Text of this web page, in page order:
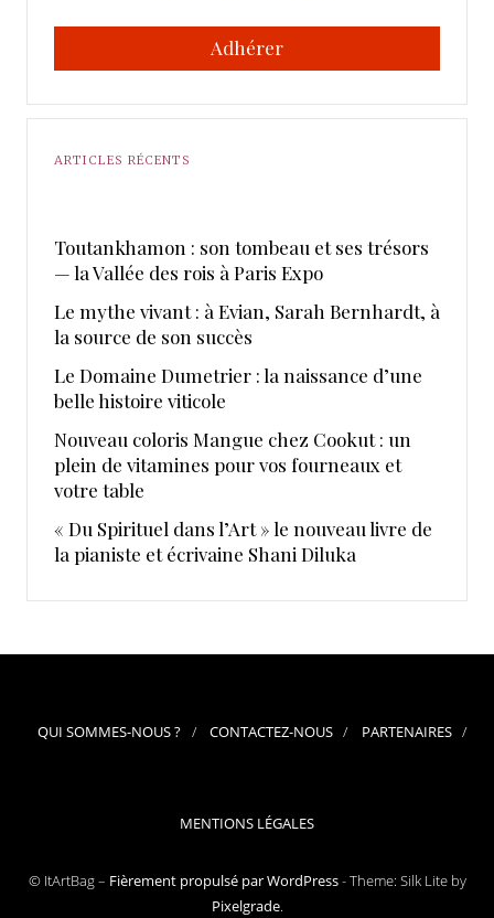
Adhérer
ARTICLES RÉCENTS
Toutankhamon : son tombeau et ses trésors
— la Vallée des rois à Paris Expo
Le mythe vivant : à Evian, Sarah Bernhardt, à
la source de son succès
Le Domaine Dumetrier : la naissance d’une
belle histoire viticole
Nouveau coloris Mangue chez Cookut : un
plein de vitamines pour vos fourneaux et
votre table
« Du Spirituel dans l’Art » le nouveau livre de
la pianiste et écrivaine Shani Diluka
QUI SOMMES-NOUS ? CONTACTEZ-NOUS PARTENAIRES
MENTIONS LÉGALES
© ItArtBag – Fièrement propulsé par WordPress-Theme: Silk Lite by
Pixelgrade.